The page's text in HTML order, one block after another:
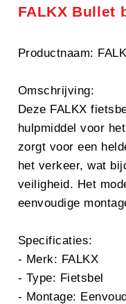
FALKX Bullet
Productnaam:
Omschrijving:
Deze FALKX
hulpmiddel voor
zorgt voor een
het verkeer, wat
veiligheid. Het
eenvoudige
Specificaties:
- Merk: FALKX
- Type: Fietsbel
- Montage: